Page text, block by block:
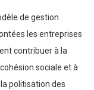
de gestion
les entreprises
contribuer à la
sociale et à
politisation des